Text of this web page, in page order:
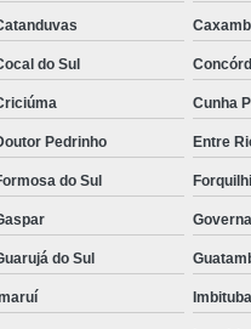
do Sul
Cunha
Pedrinho Entre
do Sul
do Sul
Imbituba